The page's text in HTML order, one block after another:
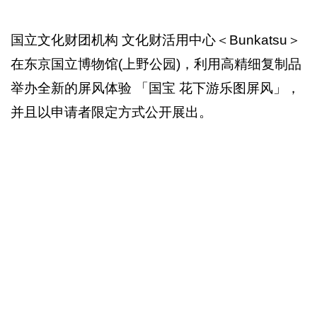
国立文化财团机构 文化财活用中心＜Bunkatsu＞
在东京国立博物馆(上野公园)，利用高精细复制品
举办全新的屏风体验 「国宝 花下游乐图屏风」，
并且以申请者限定方式公开展出。